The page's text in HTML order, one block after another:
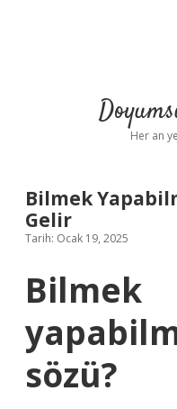
Her an
Bilmek
Gelir
Tarih: Ocak 19, 2025
Bilmek
sözü?